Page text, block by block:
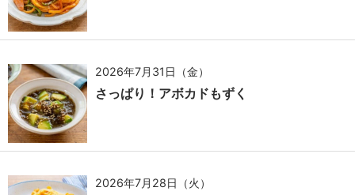
2026年7月31日（金）
さっぱり！アボカドもずく
2026年7月28日（火）